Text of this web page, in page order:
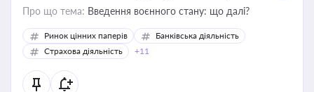
Про що тема: Введення воєнного стану: що далі?
Ринок цінних паперів
Банківська діяльність
Страхова діяльність
+11